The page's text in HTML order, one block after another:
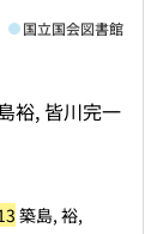
裕, 皆川完一
国立国会図書館
築島, 裕,